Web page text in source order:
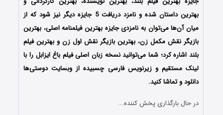
بهترین داستان شده و نامزد دریافت 5 جایزه دیگر نیز شود که از
میان آن‌ها می‌توان به نامزدی جایزه بهترین فیلمنامه اصلی، بهترین
بازیگر نقش مکمل زن، بهترین بازیگر نقش اول زن و بهترین فیلم
بلند اشاره کرد؛ شما می‌توانید نسخه زبان اصلی فیلم باغ ایزابل را با
‌لینک مستقیم و زیرنویس فارسی چسبیده از وبسایت دوستی‌ها
دانلود و تماشا کنید.
در حال بارگذاری پخش کننده...